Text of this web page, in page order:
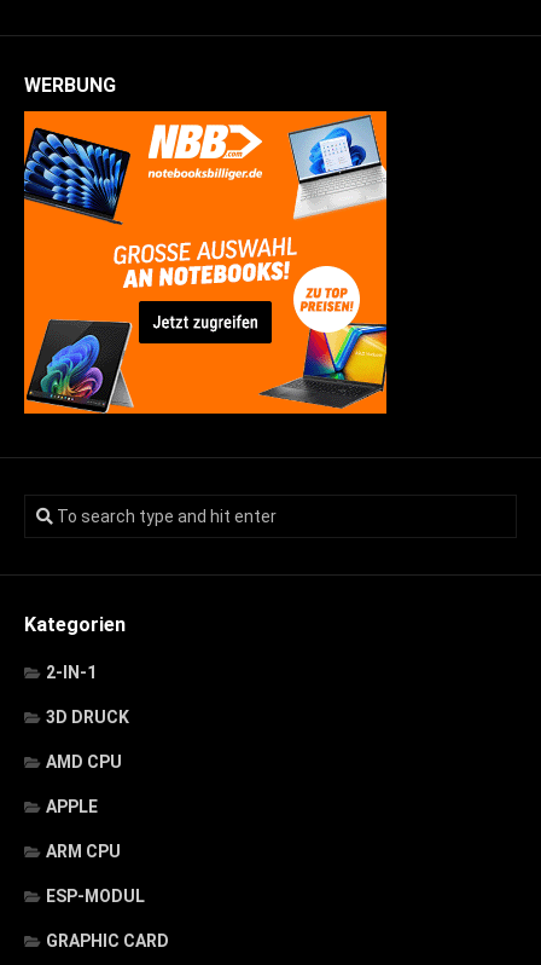
WERBUNG
Kategorien
2-IN-1
3D DRUCK
AMD CPU
APPLE
ARM CPU
ESP-MODUL
GRAPHIC CARD